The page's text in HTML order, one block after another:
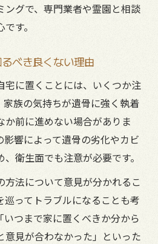
ングで、専門業者や霊園と相談
す。
べき良くない理由
宅に置くことには、いくつか注
家族の気持ちが遺骨に強く執着
か前に進めない場合がありま
響によって遺骨の劣化やカビ
衛生面でも注意が必要です。
方法について意見が分かれるこ
巡ってトラブルになることも考
いつまで家に置くべきか分から
意見が合わなかった」といった